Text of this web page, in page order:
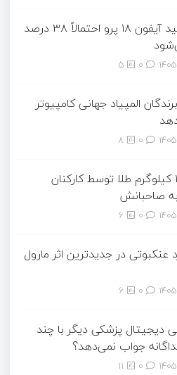
هزینه تولید آیفون ۱۸ پرو احتمالاً ۳۸ درصد
5
المپیاد جهانی کامپیوتر
8
تحویل ۱.۵ کیلوگرم طلا توسط کارکنان
صاحبانش
6
در جدیدترین اثر مارول
6
دیجیتال پزشکی دیگر با چند
جواب نمی‌دهد؟
11